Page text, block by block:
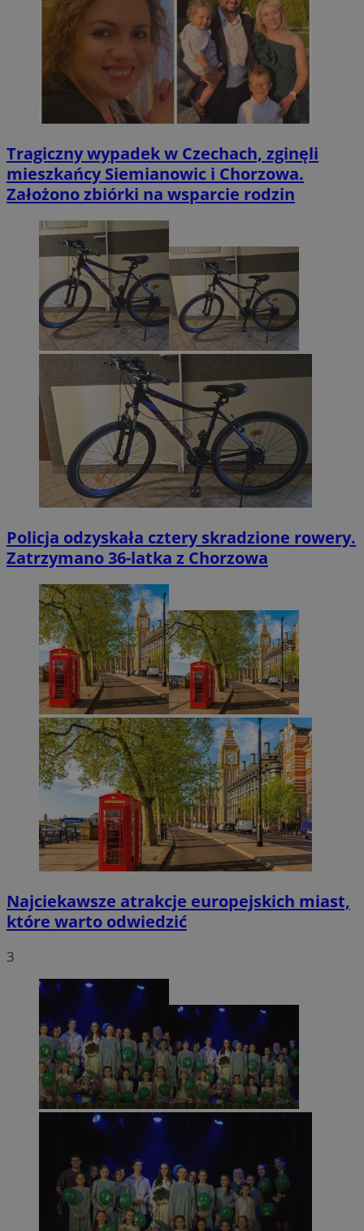
Tragiczny wypadek w Czechach, zginęli
mieszkańcy Siemianowic i Chorzowa.
Założono zbiórki na wsparcie rodzin
Policja odzyskała cztery skradzione rowery.
Zatrzymano 36-latka z Chorzowa
Najciekawsze atrakcje europejskich miast,
które warto odwiedzić
3